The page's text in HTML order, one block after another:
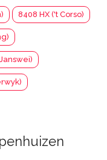
8408 HX ('t Corso)